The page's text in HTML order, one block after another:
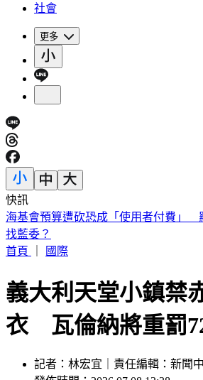
社會
更多
快訊
桃園85歲嬤遭「鐵拐狂砸」亡！老伴
慘狀
首頁
國際
義大利天堂小鎮禁
衣 瓦倫納將重罰
記者：林宏宜｜責任編輯：新聞